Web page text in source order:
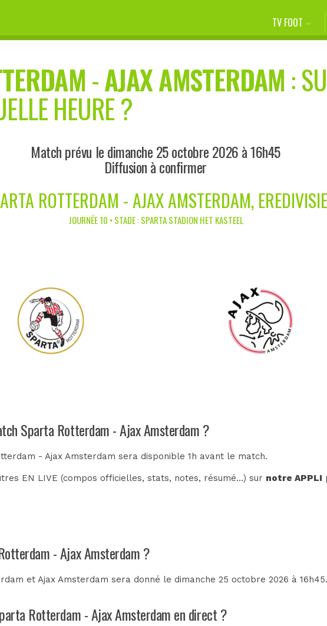
TV FOOT
-AJAX AMSTERDAM :
HEURE ?
Match prévu le dimanche 25 octobre 2026 à 16h45
Diffusion à confirmer
ROTTERDAM - AJAX AMSTERDAM, EREDIVISIE
JOURNÉE 10 • STADE : SPARTA STADION HET KASTEEL
Sparta Rotterdam - Ajax Amsterdam ?
- Ajax Amsterdam sera disponible 1h avant le match.
EN LIVE (compos officielles, stats, notes, résumé...) sur notre APPLI
- Ajax Amsterdam ?
et Ajax Amsterdam sera donné le dimanche 25 octobre 2026 à
Rotterdam - Ajax Amsterdam en direct ?